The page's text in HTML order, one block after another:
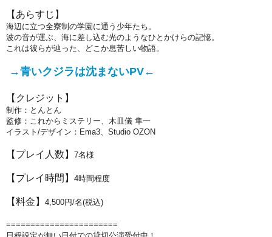
【あらすじ】
海辺に立つ全寮制の学園に通う少年たち。
波の音が運ぶ、海に差し込む光のようなひとかけらの記憶。
これは彼らが辿った、どこか息苦しい物語。
→青いクジラは沈まないPV←
【クレジット】
制作：とんとん
監修：これからミステリー、 木皿儀 隼一
イラスト/デザイン：Ema3、 Studio OZON
【プレイ人数】 7名様
【プレイ時間】 4時間程度
【料金】 4,500円/名(税込)
=======================